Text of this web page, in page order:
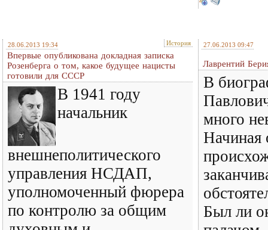
28.06.2013 19:34 История
Впервые опубликована докладная записка
Розенберга о том, какое будущее нацисты
готовили для СССР
В 1941 году
начальник
внешнеполитического
управления НСДАП,
уполномоченный фюрера
по контролю за общим
27.06.2013 09:47
Лаврентий
В
много
Начиная
Был ли